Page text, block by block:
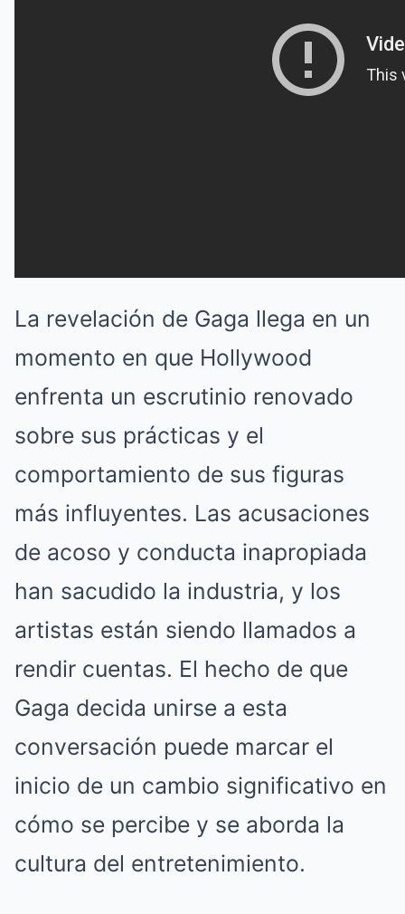
La revelación de Gaga llega en un
momento en que Hollywood
enfrenta un escrutinio renovado
sobre sus prácticas y el
comportamiento de sus figuras
más influyentes. Las acusaciones
de acoso y conducta inapropiada
han sacudido la industria, y los
artistas están siendo llamados a
rendir cuentas. El hecho de que
Gaga decida unirse a esta
conversación puede marcar el
inicio de un cambio significativo en
cómo se percibe y se aborda la
cultura del entretenimiento.